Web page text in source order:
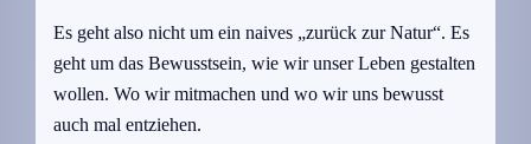
Es geht also nicht um ein naives „zurück zur Natur“. Es
geht um das Bewusstsein, wie wir unser Leben gestalten
wollen. Wo wir mitmachen und wo wir uns bewusst
auch mal entziehen.